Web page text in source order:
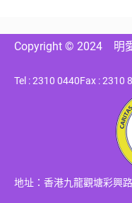
Copyright © 2024 明
Tel : 2310 0440Fax : 2310
地址：香港九龍觀塘彩興